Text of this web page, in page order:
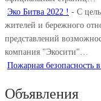
Эко Битва 2022 ! - С
жителей и бережного
представлений
компания "Экосити"…
Пожарная безопасность
Объявления